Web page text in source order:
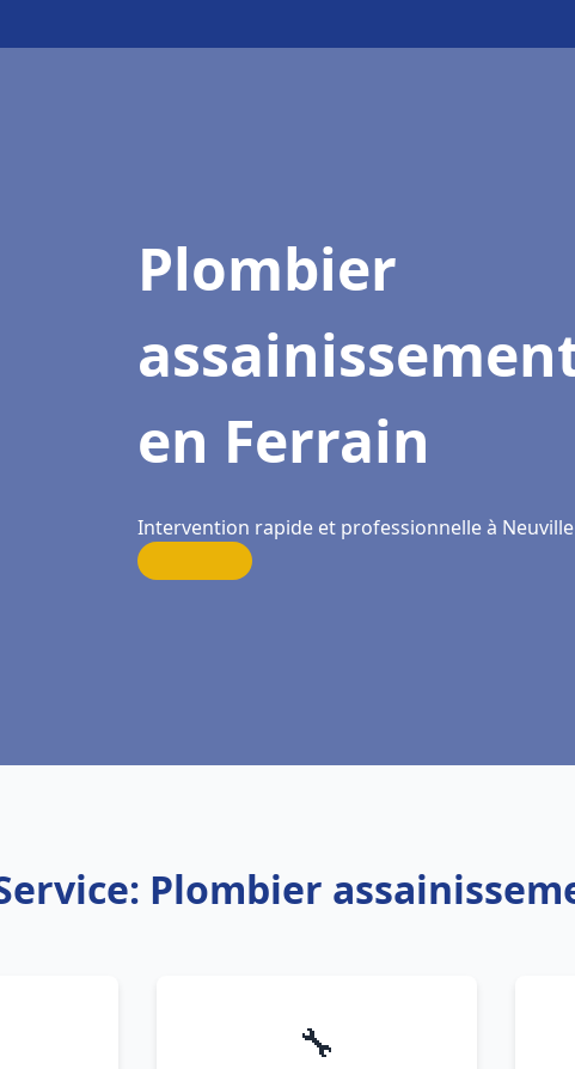
Plombier
en Ferrain
Intervention rapide et professionnelle à Neuville
Plombier
🔧